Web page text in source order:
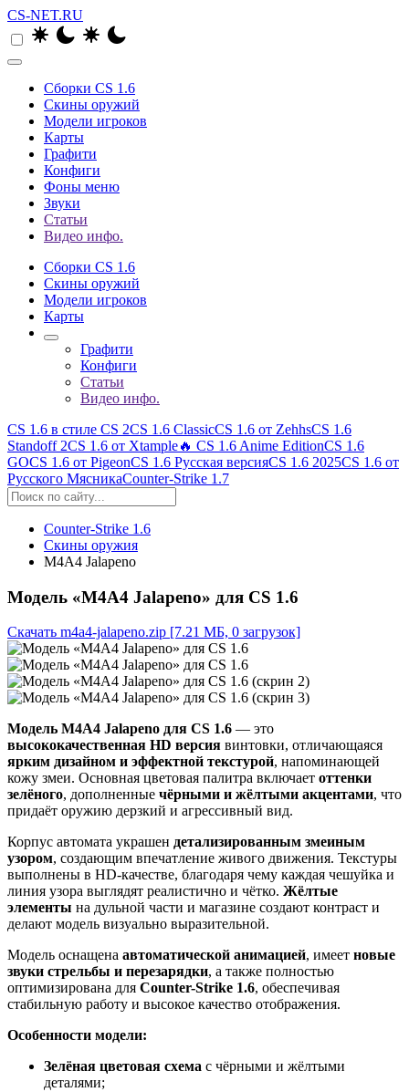
CS-NET.RU
Сборки CS 1.6
Скины оружий
Модели игроков
Карты
Графити
Конфиги
Фоны меню
Звуки
Статьи
Видео инфо.
Сборки CS 1.6
Скины оружий
Модели игроков
Карты
Графити
Конфиги
Статьи
Видео инфо.
CS 1.6 в стиле CS 2CS 1.6 ClassicCS 1.6 от ZehhsCS 1.6
Standoff 2CS 1.6 от Xtample🔥 CS 1.6 Anime EditionCS 1.6
GOCS 1.6 от PigeonCS 1.6 Русская версияCS 1.6 2025CS 1.6 от
Русского МясникаCounter-Strike 1.7
Counter-Strike 1.6
Скины оружия
M4A4 Jalapeno
Модель «M4A4 Jalapeno» для CS 1.6
Скачать m4a4-jalapeno.zip [7.21 МБ, 0 загрузок]
Модель M4A4 Jalapeno для CS 1.6 — это
высококачественная HD версия винтовки, отличающаяся
ярким дизайном и эффектной текстурой, напоминающей
кожу змеи. Основная цветовая палитра включает оттенки
зелёного, дополненные чёрными и жёлтыми акцентами, что
придаёт оружию дерзкий и агрессивный вид.
Корпус автомата украшен детализированным змеиным
узором, создающим впечатление живого движения. Текстуры
выполнены в HD-качестве, благодаря чему каждая чешуйка и
линия узора выглядят реалистично и чётко. Жёлтые
элементы на дульной части и магазине создают контраст и
делают модель визуально выразительной.
Модель оснащена автоматической анимацией, имеет новые
звуки стрельбы и перезарядки, а также полностью
оптимизирована для Counter-Strike 1.6, обеспечивая
стабильную работу и высокое качество отображения.
Особенности модели:
Зелёная цветовая схема с чёрными и жёлтыми
деталями;